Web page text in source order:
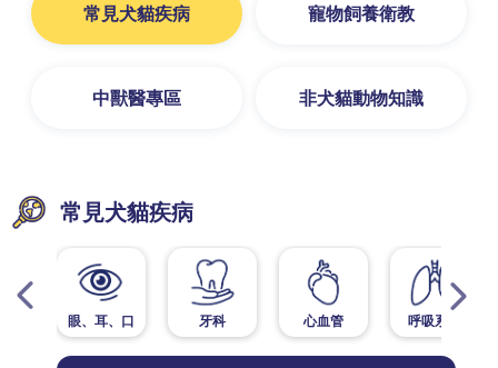
常見犬貓疾病 寵物飼養衛教
中獸醫專區 非犬貓動物知識
常見犬貓疾病
眼、耳、口 牙科 心血管 呼吸系統